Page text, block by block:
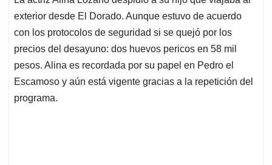
s
A
p
p
b
o
o
k
e
d
I
n
l
a
d
s
exterior desde El Dorado. Aunque estuvo de acuerdo
con los protocolos de seguridad si se quejó por los
precios del desayuno: dos huevos pericos en 58 mil
pesos. Alina es recordada por su papel en Pedro el
Escamoso y aún está vigente gracias a la repetición del
programa.